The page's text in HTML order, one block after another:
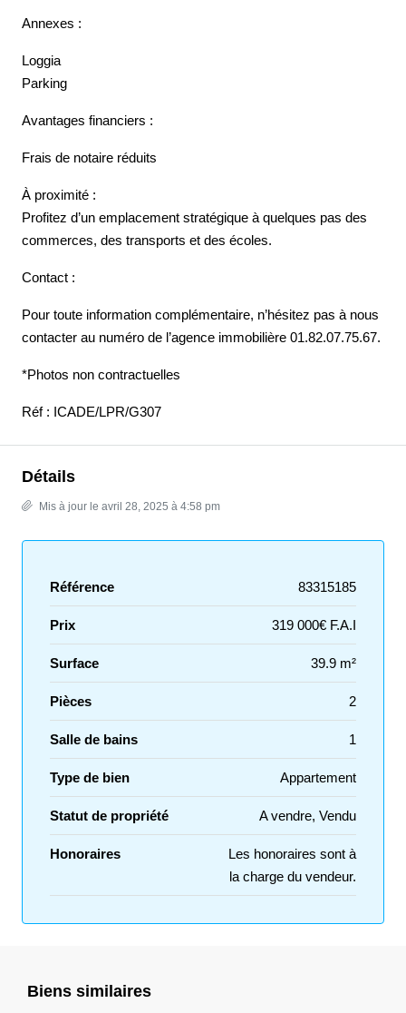
Annexes :
Loggia
Parking
Avantages financiers :
Frais de notaire réduits
À proximité :
Profitez d’un emplacement stratégique à quelques pas des
commerces, des transports et des écoles.
Contact :
Pour toute information complémentaire, n’hésitez pas à nous
contacter au numéro de l’agence immobilière 01.82.07.75.67.
*Photos non contractuelles
Réf : ICADE/LPR/G307
Détails
Mis à jour le avril 28, 2025 à 4:58 pm
Référence 83315185
Prix 319 000€ F.A.I
Surface 39.9 m²
Pièces 2
Salle de bains 1
Type de bien Appartement
Statut de propriété A vendre, Vendu
Honoraires
Les honoraires sont à
la charge du vendeur.
Biens similaires